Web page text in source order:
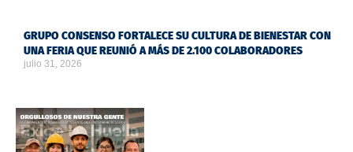
GRUPO CONSENSO FORTALECE SU CULTURA DE BIENESTAR CON
UNA FERIA QUE REUNIÓ A MÁS DE 2.100 COLABORADORES
julio 31, 2026